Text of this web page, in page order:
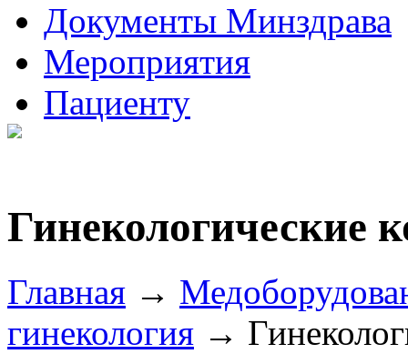
Документы Минздрава
Мероприятия
Пациенту
Гинекологические
Главная →
гинекология →